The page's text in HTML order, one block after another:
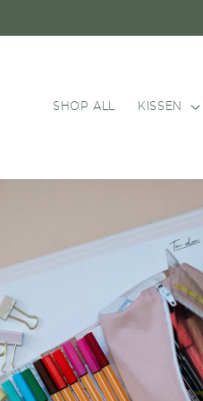
SHOP ALL KISSEN